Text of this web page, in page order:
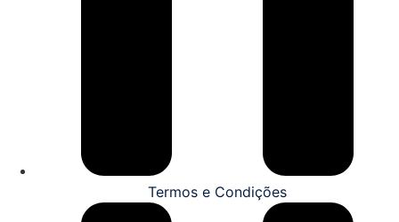
Termos e Condições